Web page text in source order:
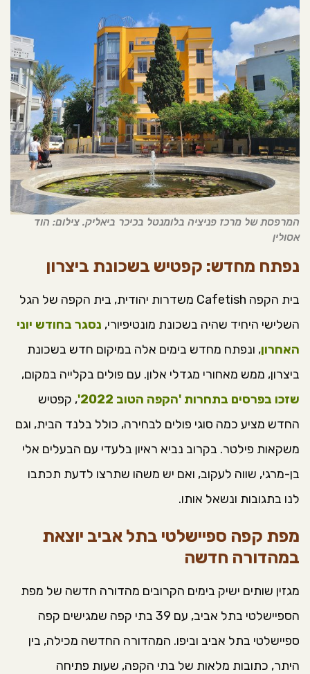
המרפסת של מרכז פניציה בלומנטל בכיכר ביאליק. צילום: הוד
אסולין
נפתח מחדש: קפטיש בשכונת ביצרון
בית הקפה Cafetish משדרות יהודית, בית הקפה של הגל
השלישי היחיד שהיה בשכונת מונטיפיורי, נסגר בחודש יוני
האחרון, ונפתח מחדש בימים אלה במיקום חדש בשכונת
ביצרון, ממש מאחורי מגדלי אלון. עם פולים בקלייה במקום,
שזכו בפרסים בתחרות 'הקפה הטוב 2022'
, קפטיש
החדש מציע כמה סוגי פולים לבחירה, כולל בלנד הבית, וגם
משקאות פילטר. בקרוב נביא ראיון בלעדי עם הבעלים אלי
בן-מרגי, שווה לעקוב, ואם יש משהו שתרצו לדעת תכתבו
לנו בתגובות ונשאל אותו.
מפת קפה ספיישלטי בתל אביב יוצאת
במהדורה חדשה
מגזין שותים ישיק בימים הקרובים מהדורה חדשה של מפת
הספיישלטי בתל אביב, עם 39 בתי קפה שמגישים קפה
ספיישלטי בתל אביב וביפו. המהדורה החדשה מכילה, בין
היתר, כתובות מלאות של בתי הקפה, שעות פתיחה